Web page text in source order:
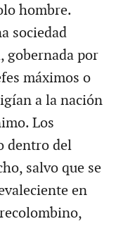
hombre.
sociedad
gobernada por
máximos o
a la nación
Los
dentro del
salvo que se
en